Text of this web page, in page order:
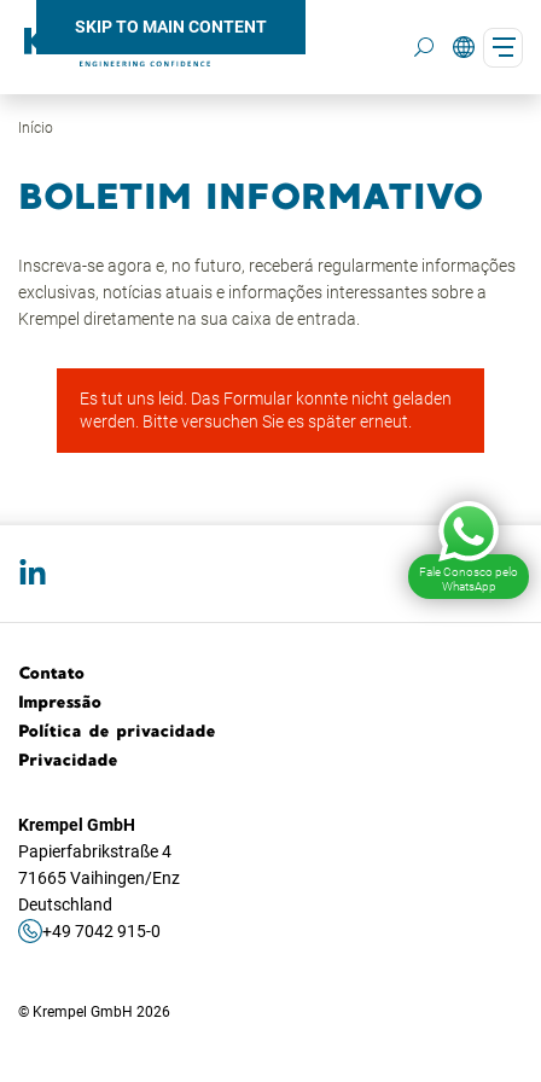
SKIP TO MAIN CONTENT
Início
BOLETIM INFORMATIVO
Inscreva-se agora e, no futuro, receberá regularmente informações
exclusivas, notícias atuais e informações interessantes sobre a
Krempel diretamente na sua caixa de entrada.
Fale Conosco pelo
WhatsApp
Contato
Impressão
Política de privacidade
Privacidade
Krempel GmbH
Papierfabrikstraße 4
71665 Vaihingen/Enz
Deutschland
+49 7042 915-0
© Krempel GmbH 2026